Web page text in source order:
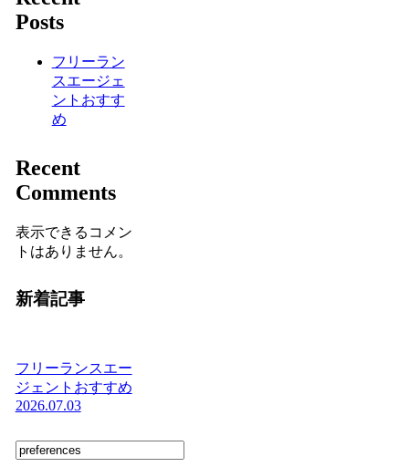
Posts
フリーラン
スエージェ
ントおすす
め
Recent
Comments
表示できるコメン
トはありません。
新着記事
フリーランスエー
ジェントおすすめ
2026.07.03